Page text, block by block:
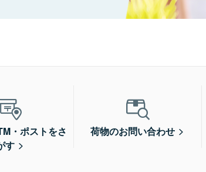
・ポストをさ
す
荷物のお問い合わせ